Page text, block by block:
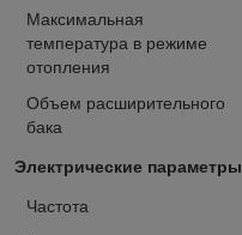
Максимальная
температура в режиме
отопления
Объем расширительного
бака
Электрические параметры
Частота